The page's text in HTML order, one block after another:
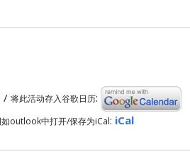
/ 将此活动存入谷歌日历:
outlook中打开/保存为iCal: iCal